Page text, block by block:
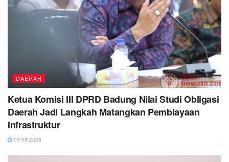
DAERAH
Ketua Komisi III DPRD Badung Nilai Studi Obligasi
Daerah Jadi Langkah Matangkan Pembiayaan
Infrastruktur
05/08/2026